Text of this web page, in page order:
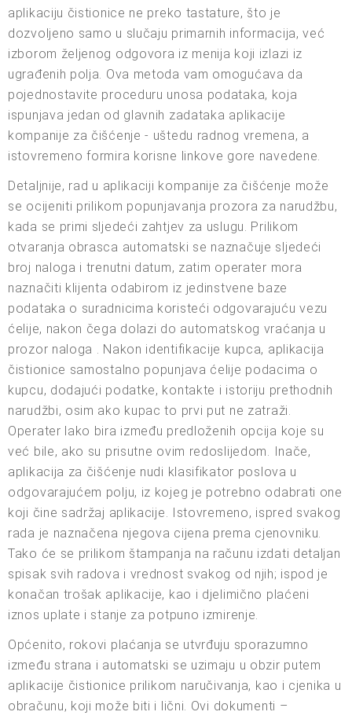
aplikaciju čistionice ne preko tastature, što je
dozvoljeno samo u slučaju primarnih informacija, već
izborom željenog odgovora iz menija koji izlazi iz
ugrađenih polja. Ova metoda vam omogućava da
pojednostavite proceduru unosa podataka, koja
ispunjava jedan od glavnih zadataka aplikacije
kompanije za čišćenje - uštedu radnog vremena, a
istovremeno formira korisne linkove gore navedene.
Detaljnije, rad u aplikaciji kompanije za čišćenje može
se ocijeniti prilikom popunjavanja prozora za narudžbu,
kada se primi sljedeći zahtjev za uslugu. Prilikom
otvaranja obrasca automatski se naznačuje sljedeći
broj naloga i trenutni datum, zatim operater mora
naznačiti klijenta odabirom iz jedinstvene baze
podataka o suradnicima koristeći odgovarajuću vezu
ćelije, nakon čega dolazi do automatskog vraćanja u
prozor naloga . Nakon identifikacije kupca, aplikacija
čistionice samostalno popunjava ćelije podacima o
kupcu, dodajući podatke, kontakte i istoriju prethodnih
narudžbi, osim ako kupac to prvi put ne zatraži.
Operater lako bira između predloženih opcija koje su
već bile, ako su prisutne ovim redoslijedom. Inače,
aplikacija za čišćenje nudi klasifikator poslova u
odgovarajućem polju, iz kojeg je potrebno odabrati one
koji čine sadržaj aplikacije. Istovremeno, ispred svakog
rada je naznačena njegova cijena prema cjenovniku.
Tako će se prilikom štampanja na računu izdati detaljan
spisak svih radova i vrednost svakog od njih; ispod je
konačan trošak aplikacije, kao i djelimično plaćeni
iznos uplate i stanje za potpuno izmirenje.
Općenito, rokovi plaćanja se utvrđuju sporazumno
između strana i automatski se uzimaju u obzir putem
aplikacije čistionice prilikom naručivanja, kao i cjenika u
obračunu, koji može biti i lični. Ovi dokumenti –